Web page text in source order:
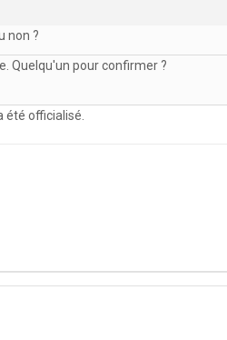
non ?
Quelqu'un pour confirmer ?
été officialisé.